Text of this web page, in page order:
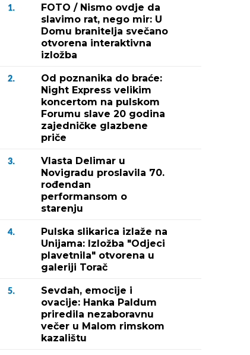
1.
FOTO / Nismo ovdje da
slavimo rat, nego mir: U
Domu branitelja svečano
otvorena interaktivna
izložba
2.
Od poznanika do braće:
Night Express velikim
koncertom na pulskom
Forumu slave 20 godina
zajedničke glazbene
priče
3.
Vlasta Delimar u
Novigradu proslavila 70.
rođendan
performansom o
starenju
4.
Pulska slikarica izlaže na
Unijama: Izložba "Odjeci
plavetnila" otvorena u
galeriji Torač
5.
Sevdah, emocije i
ovacije: Hanka Paldum
priredila nezaboravnu
večer u Malom rimskom
kazalištu